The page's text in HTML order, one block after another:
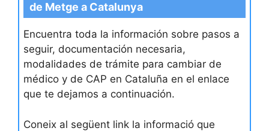
de Metge a Catalunya
Encuentra toda la información sobre pasos a
seguir, documentación necesaria,
modalidades de trámite para cambiar de
médico y de CAP en Cataluña en el enlace
que te dejamos a continuación.
Coneix al següent link la informació que